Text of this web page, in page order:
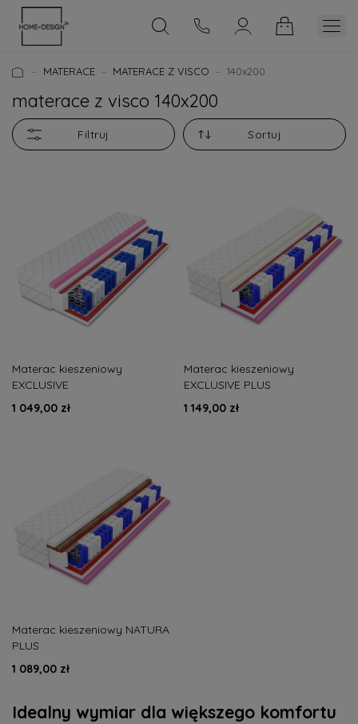
MATERACE MATERACE Z VISCO 140x200
materace z visco 140x200
Filtruj Sortuj
Materac kieszeniowy
EXCLUSIVE
1 049,00 zł
Materac kieszeniowy
EXCLUSIVE PLUS
1 149,00 zł
Materac kieszeniowy NATURA
PLUS
1 089,00 zł
Idealny wymiar dla większego komfortu